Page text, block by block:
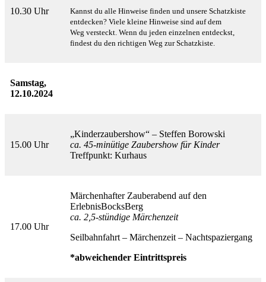
10.30 Uhr
Kannst du alle Hinweise finden und unsere Schatzkiste
entdecken? Viele kleine Hinweise sind auf dem
Weg versteckt. Wenn du jeden einzelnen entdeckst,
findest du den richtigen Weg zur Schatzkiste.
Samstag,
12.10.2024
15.00 Uhr
„Kinderzaubershow“ – Steffen Borowski
ca. 45-minütige Zaubershow für Kinder
Treffpunkt: Kurhaus
17.00 Uhr
Märchenhafter Zauberabend auf den
ErlebnisBocksBerg
ca. 2,5-stündige Märchenzeit
Seilbahnfahrt – Märchenzeit – Nachtspaziergang
*abweichender Eintrittspreis